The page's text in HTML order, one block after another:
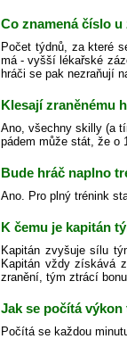
Co znamená číslo
Počet týdnů, za které
má - vyšší lékařské
hráči se pak nezraňují
Klesají zraněnému
Ano, všechny skilly (a
pádem může stát, že o
Bude hráč naplno
Ano. Pro plný trénink
K čemu je kapitán
Kapitán zvyšuje sílu
Kapitán vždy získává
zranění, tým ztrácí
Jak se počítá výkon
Počítá se každou